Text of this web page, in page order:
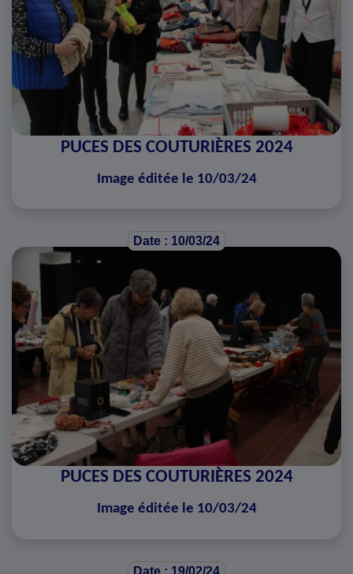
PUCES DES COUTURIÈRES 2024
Image éditée le 10/03/24
Date : 10/03/24
PUCES DES COUTURIÈRES 2024
Image éditée le 10/03/24
Date : 19/02/24